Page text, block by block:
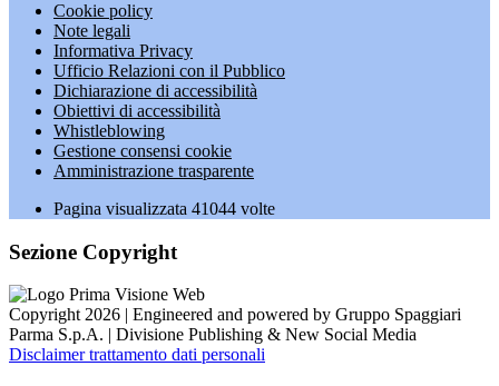
Cookie policy
Note legali
Informativa Privacy
Ufficio Relazioni con il Pubblico
Dichiarazione di accessibilità
Obiettivi di accessibilità
Whistleblowing
Gestione consensi cookie
Amministrazione trasparente
Pagina visualizzata 41044 volte
Sezione Copyright
Copyright 2026 | Engineered and powered by Gruppo Spaggiari
Parma S.p.A. | Divisione Publishing & New Social Media
Disclaimer trattamento dati personali